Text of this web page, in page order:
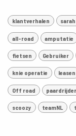
klantverhalen
all-road amputatie
fietsen Gebruiker
knie operatie leasen
Off road
scoozy teamNL